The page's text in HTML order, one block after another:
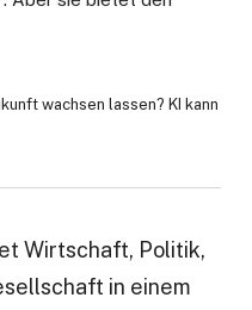
wachsen lassen? KI kann
Wirtschaft, Politik,
in einem